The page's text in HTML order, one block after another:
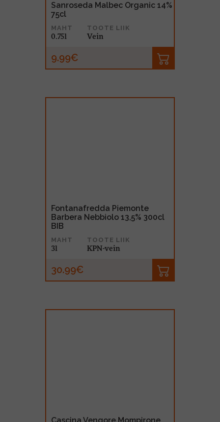
Sanroseda Malbec Organic 14%
75cl
MAHT
0.75l
TOOTE LIIK
Vein
9.99€
Fontanafredda Piemonte
Barbera Nebbiolo 13,5% 300cl
BIB
MAHT
3l
TOOTE LIIK
KPN-vein
30.99€